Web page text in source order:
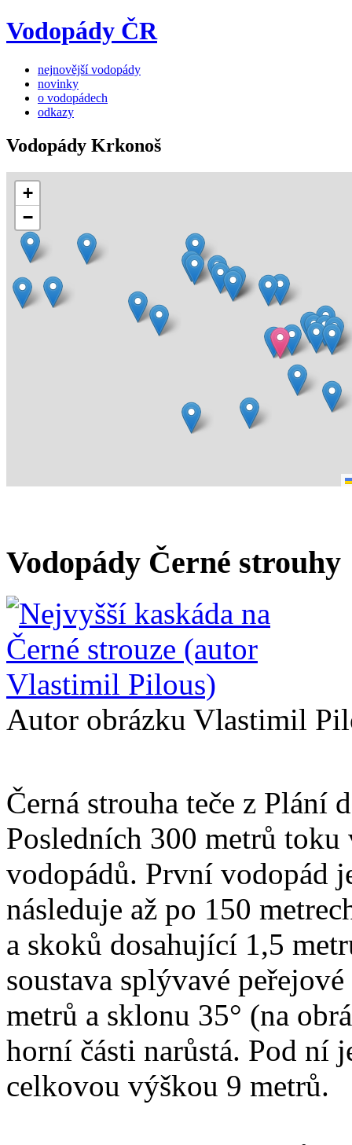
Vodopády ČR
nejnovější vodopády
novinky
o vodopádech
odkazy
Vodopády Krkonoš
+
−
Vodopády Černé strouhy
Autor obrázku Vlastimil
Černá strouha teče z Plání
Posledních 300 metrů
vodopádů. První vodopád
následuje až po 150
a skoků dosahující 1,5
soustava splývavé
metrů a sklonu 35° (na
horní části narůstá. Pod ní
celkovou výškou 9 metrů.